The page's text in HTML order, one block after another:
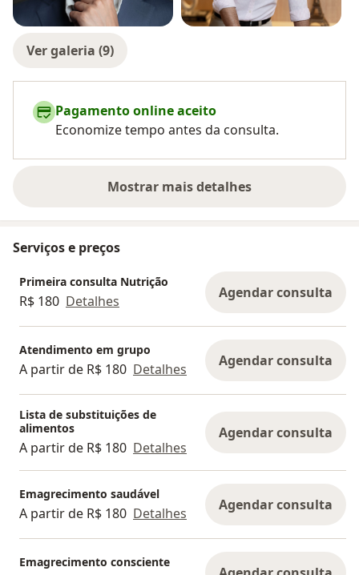
Ver galeria (9)
Pagamento online aceito
Economize tempo antes da consulta.
Mostrar mais detalhes
sobre a experiência
Serviços e preços
Primeira consulta Nutrição
R$ 180 Detalhes Agendar consulta
Atendimento em grupo
A partir de R$ 180 Detalhes Agendar consulta
Lista de substituições de
alimentos
A partir de R$ 180 Detalhes
Agendar consulta
Emagrecimento saudável
A partir de R$ 180 Detalhes Agendar consulta
Emagrecimento consciente